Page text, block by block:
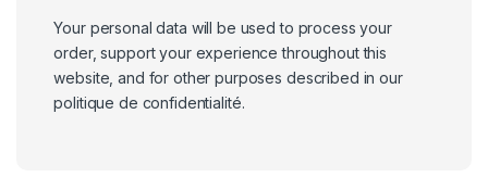
Your personal data will be used to process your
order, support your experience throughout this
website, and for other purposes described in our
politique de confidentialité.